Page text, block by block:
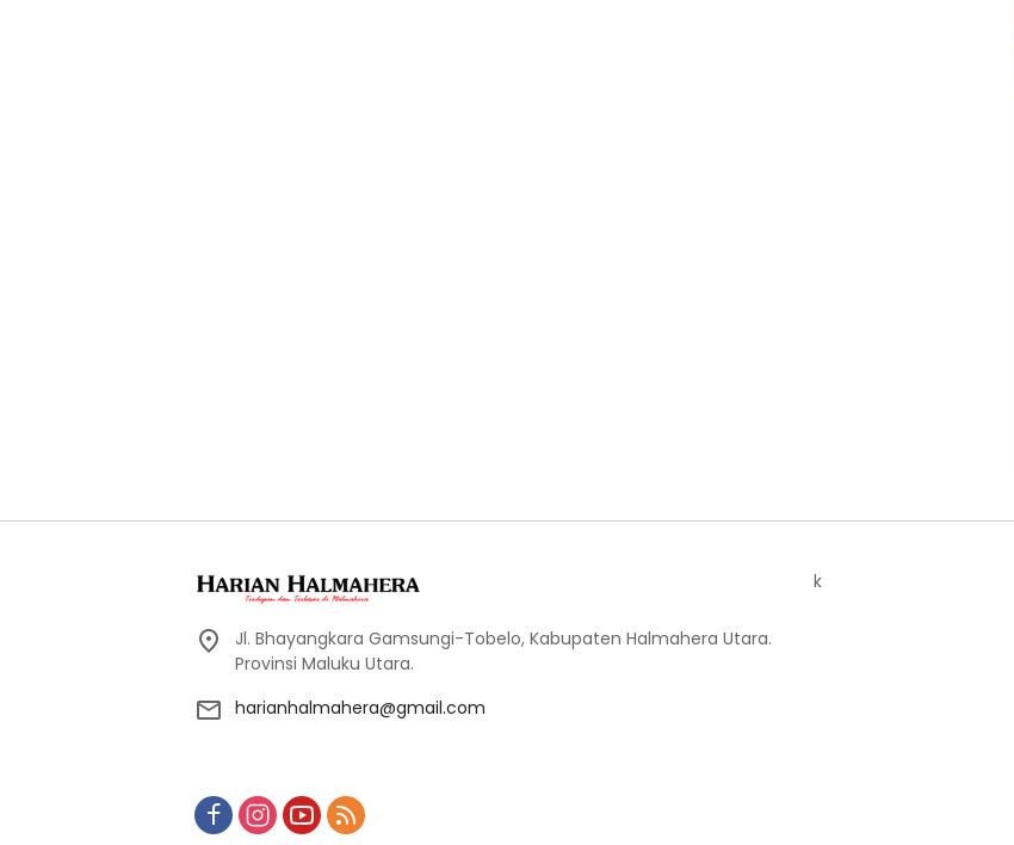
Jl. Bhayangkara Gamsungi-Tobelo, Kabupaten Halmahera Utara.
Provinsi Maluku Utara.
harianhalmahera@gmail.com
k